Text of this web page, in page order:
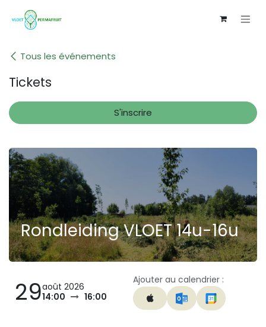
Tous les événements
Tickets
S'inscrire
Rondleiding VLOET 14u-16u
29août 2026
14:00
16:00
Ajouter au calendrier :